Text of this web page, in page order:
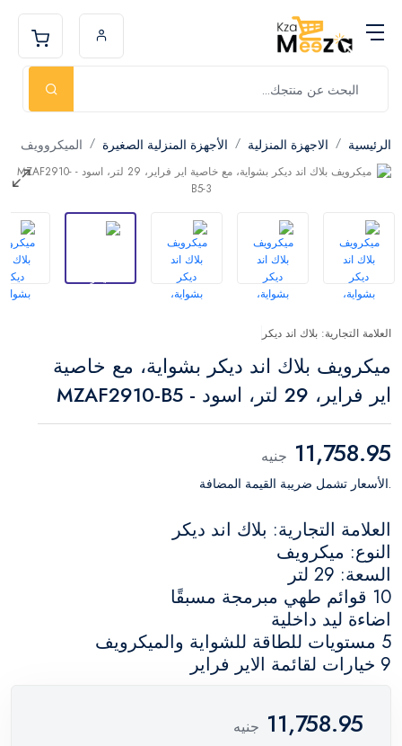
الرئيسية الاجهزة المنزلية الأجهزة المنزلية الصغيرة الميكروويف
العلامة التجارية: بلاك اند ديكر
ميكرويف بلاك اند ديكر بشواية، مع خاصية
اير فراير، 29 لتر، اسود - MZAF2910-B5
11,758.95 جنيه
.الأسعار تشمل ضريبة القيمة المضافة
العلامة التجارية: بلاك اند ديكر
النوع: ميكرويف
السعة: 29 لتر
10 قوائم طهي مبرمجة مسبقًا
اضاءة ليد داخلية
5 مستويات للطاقة للشواية والميكرويف
9 خيارات لقائمة الاير فراير
11,758.95 جنيه